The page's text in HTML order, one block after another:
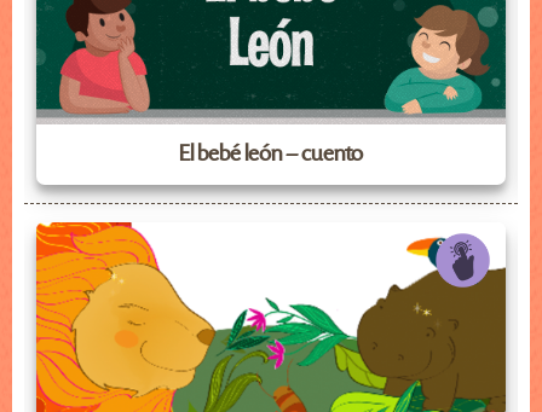
El bebé león – cuento